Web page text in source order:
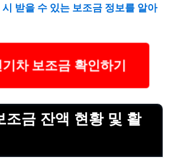
받을 수 있는 보조금 정보를 알아
기차 보조금 확인하기
조금 잔액 현황 및 활